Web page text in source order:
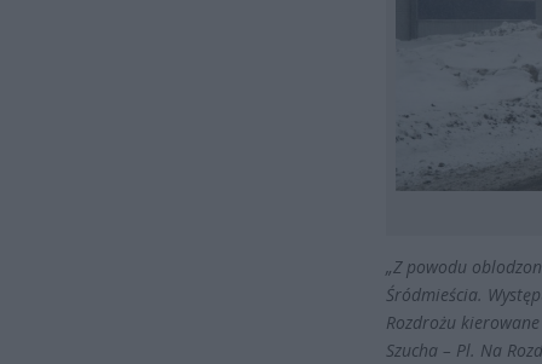
„Z powodu
Śródmieścia.
Rozdrożu
Szucha – Pl. Na